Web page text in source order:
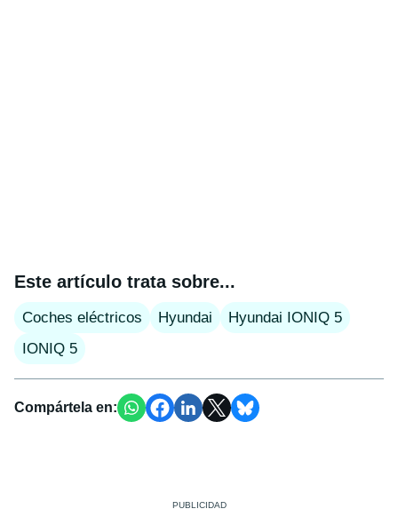
Este artículo trata sobre...
Coches eléctricos Hyundai
Hyundai IONIQ 5
IONIQ 5
Compártela en: